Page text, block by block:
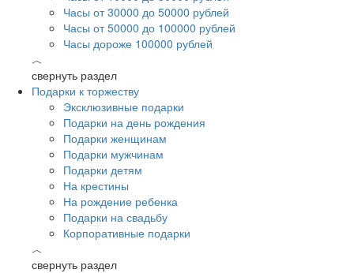
Часы от 30000 до 50000 рублей
Часы от 50000 до 100000 рублей
Часы дороже 100000 рублей
︿
свернуть раздел
Подарки к торжеству
Эксклюзивные подарки
Подарки на день рождения
Подарки женщинам
Подарки мужчинам
Подарки детям
На крестины
На рождение ребенка
Подарки на свадьбу
Корпоративные подарки
︿
свернуть раздел